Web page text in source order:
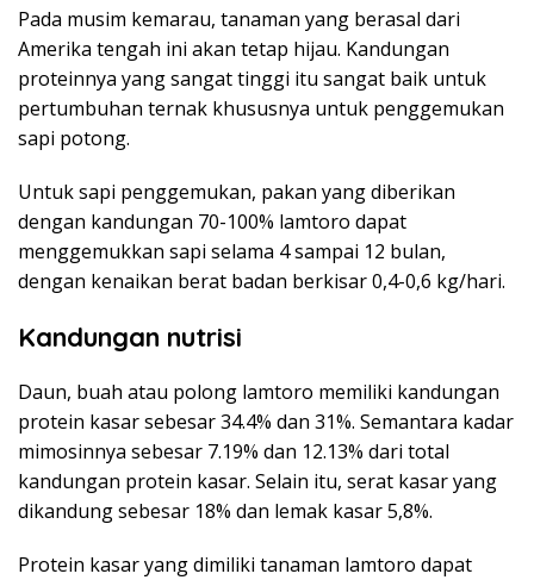
Pada musim kemarau, tanaman yang berasal dari
Amerika tengah ini akan tetap hijau. Kandungan
proteinnya yang sangat tinggi itu sangat baik untuk
pertumbuhan ternak khususnya untuk penggemukan
sapi potong.
Untuk sapi penggemukan, pakan yang diberikan
dengan kandungan 70-100% lamtoro dapat
menggemukkan sapi selama 4 sampai 12 bulan,
dengan kenaikan berat badan berkisar 0,4-0,6 kg/hari.
Kandungan nutrisi
Daun, buah atau polong lamtoro memiliki kandungan
protein kasar sebesar 34.4% dan 31%. Semantara kadar
mimosinnya sebesar 7.19% dan 12.13% dari total
kandungan protein kasar. Selain itu, serat kasar yang
dikandung sebesar 18% dan lemak kasar 5,8%.
Protein kasar yang dimiliki tanaman lamtoro dapat